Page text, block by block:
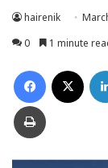
hairenik
0
1 minute
Facebook
Տպել